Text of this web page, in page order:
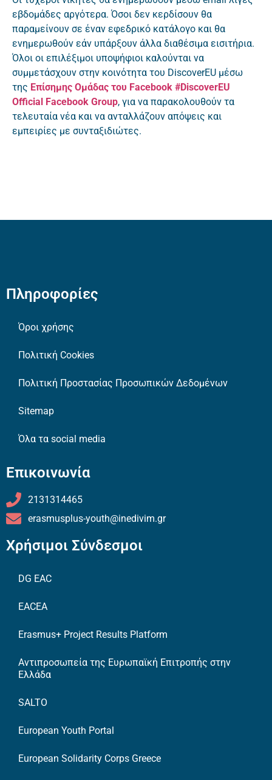
εβδομάδες αργότερα. Όσοι δεν κερδίσουν θα
παραμείνουν σε έναν εφεδρικό κατάλογο και θα
ενημερωθούν εάν υπάρξουν άλλα διαθέσιμα εισιτήρια.
Όλοι οι επιλέξιμοι υποψήφιοι καλούνται να
συμμετάσχουν στην κοινότητα του DiscoverEU μέσω
της Επίσημης Ομάδας του Facebook #DiscoverEU
Official Facebook Group, για να παρακολουθούν τα
τελευταία νέα και να ανταλλάζουν απόψεις και
εμπειρίες με συνταξιδιώτες.
Πληροφορίες
Όροι χρήσης
Πολιτική Cookies
Πολιτική Προστασίας Προσωπικών Δεδομένων
Sitemap
Όλα τα social media
Επικοινωνία
2131314465
erasmusplus-youth@inedivim.gr
Χρήσιμοι Σύνδεσμοι
DG EAC
EACEA
Erasmus+ Project Results Platform
Αντιπροσωπεία της Ευρωπαϊκή Επιτροπής στην
Ελλάδα
SALTO
European Youth Portal
European Solidarity Corps Greece